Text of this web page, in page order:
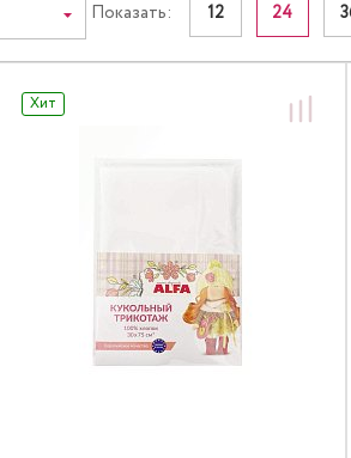
Показать: 12 24
Хит